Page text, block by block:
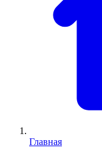
Главная